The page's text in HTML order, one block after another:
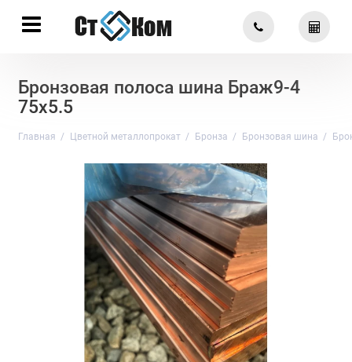
Бронзовая полоса шина Браж9-4
75х5.5
Главная Цветной металлопрокат Бронза Бронзовая шина